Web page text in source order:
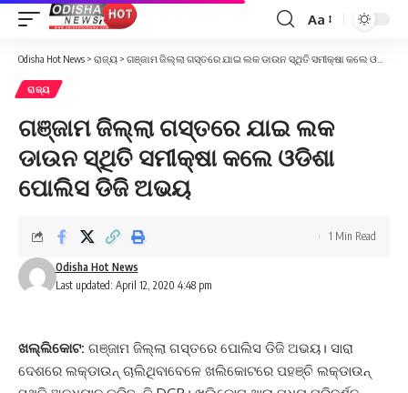
Font
Resizer
Aa
Odisha Hot News > ରାଜ୍ୟ > ଗଞ୍ଜାମ ଜିଲ୍ଲା ଗସ୍ତରେ ଯାଇ ଲକ ଡାଉନ ସ୍ଥିତି ସମୀକ୍ଷା କଲେ ଓଡିଶା ପୋଲିସ ଡିଜି ଅଭୟ
ରାଜ୍ୟ
ଗଞ୍ଜାମ ଜିଲ୍ଲା ଗସ୍ତରେ ଯାଇ ଲକ
ଡାଉନ ସ୍ଥିତି ସମୀକ୍ଷା କଲେ ଓଡିଶା
ପୋଲିସ ଡିଜି ଅଭୟ
Last updated: April 12, 2020 4:48 pm
Odisha Hot News
1 Min Read
ଖଲ୍ଲିକୋଟ: ଗଞ୍ଜାମ ଜିଲ୍ଲା ଗସ୍ତରେ ପୋଲିସ ଡିଜି ଅଭୟ। ସାରା
ଦେଶରେ ଲକ୍‌ଡାଉନ୍‌ ଚାଲିଥିବାବେଳେ ଖଲିକୋଟରେ ପହଞ୍ଚି ଲକ୍‌ଡାଉନ୍‌